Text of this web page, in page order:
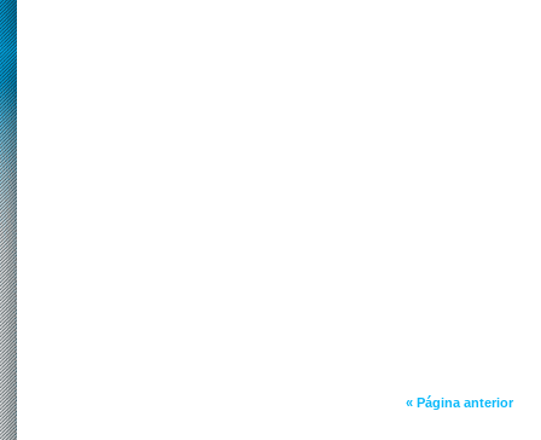
« Página anterior